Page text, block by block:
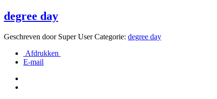
degree day
Geschreven door Super User Categorie: degree day
Afdrukken
E-mail